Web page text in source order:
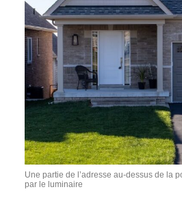
Une partie de l’adresse au-dessus de la
par le luminaire